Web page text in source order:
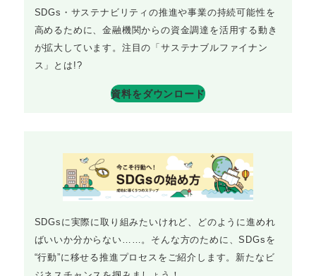
SDGs・サステナビリティの推進や事業の持続可能性を
高めるために、金融機関からの資金調達を活用する動き
が拡大しています。注目の「サステナブルファイナン
ス」とは!?
資料をダウンロード
SDGsに実際に取り組みたいけれど、どのように進めれ
ばいいか分からない……。そんな方のために、SDGsを
“行動”に移せる推進プロセスをご紹介します。新たなビ